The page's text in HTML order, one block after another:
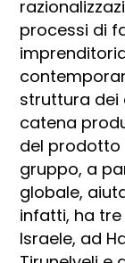
processi di
struttura dei
catena
del prodotto
gruppo, a
globale,
infatti, ha
Israele, ad